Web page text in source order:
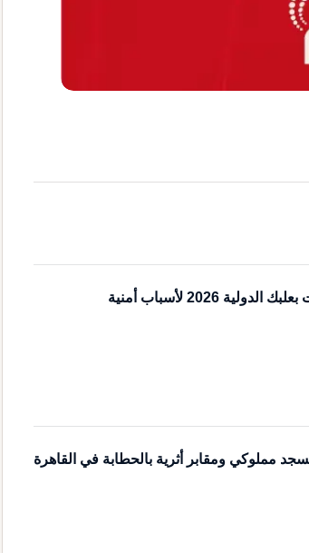
2026 لأسباب أمنية
مملوكي ومقابر أثرية بالحطابة في القاهرة